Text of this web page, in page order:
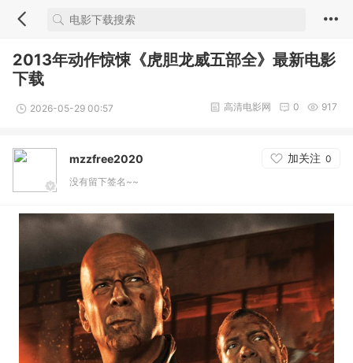
2013年动作惊悚《虎胆龙威五部全》最新电影
下载
2026-05-29 00:57 917
0
高清电影网
mzzfree2020 加关注 0
没有留下签名~~